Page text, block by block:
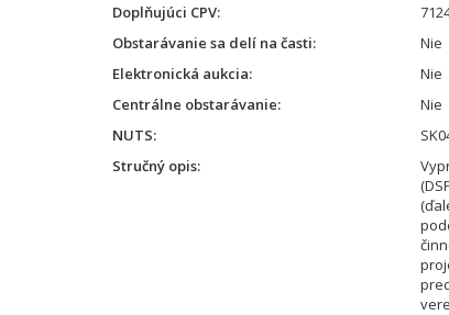
Doplňujúci CPV
Obstarávanie sa delí na časti
Nie
Elektronická aukcia
Nie
Centrálne obstarávanie
Nie
NUTS
Stručný opis